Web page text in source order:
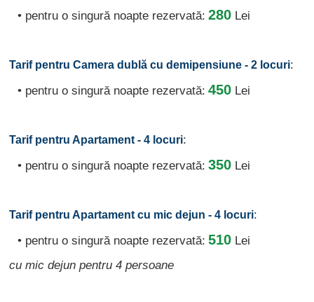
• pentru o singură noapte rezervată: 280 Lei
Tarif pentru Camera dublă cu demipensiune - 2 locuri:
• pentru o singură noapte rezervată: 450 Lei
Tarif pentru Apartament - 4 locuri:
• pentru o singură noapte rezervată: 350 Lei
Tarif pentru Apartament cu mic dejun - 4 locuri:
• pentru o singură noapte rezervată: 510 Lei
cu mic dejun pentru 4 persoane